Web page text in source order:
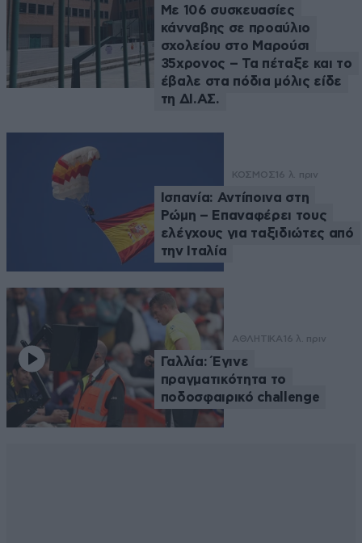
Με 106 συσκευασίες
κάνναβης σε προαύλιο
σχολείου στο Μαρούσι
35χρονος – Τα πέταξε και το
έβαλε στα πόδια μόλις είδε
τη ΔΙ.ΑΣ.
ΚΟΣΜΟΣ 16 λ. πριν
Ισπανία: Αντίποινα στη
Ρώμη – Επαναφέρει τους
ελέγχους για ταξιδιώτες από
την Ιταλία
ΑΘΛΗΤΙΚΑ 16 λ. πριν
Γαλλία: Έγινε
πραγματικότητα το
ποδοσφαιρικό challenge